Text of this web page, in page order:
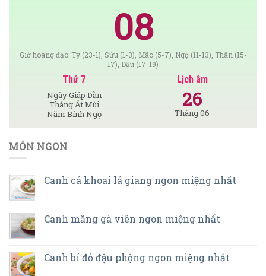
08
Giờ hoàng đạo: Tý (23-1), Sửu (1-3), Mão (5-7), Ngọ (11-13), Thân (15-
17), Dậu (17-19)
Thứ 7
Ngày Giáp Dần
Tháng Ất Mùi
Năm Bính Ngọ
Lịch âm
26
Tháng 06
MÓN NGON
Canh cá khoai lá giang ngon miệng nhất
Canh măng gà viên ngon miệng nhất
Canh bí đỏ đậu phộng ngon miệng nhất